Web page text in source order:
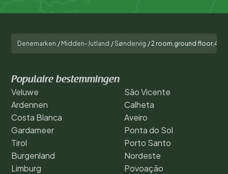
Denemarken / Midden-Jutland /Søndervig /2 room,ground
Populaire bestemmingen
Veluwe
Ardennen
Costa Blanca
Gardameer
Tirol
Burgenland
Limburg
São Vicente
Calheta
Aveiro
Ponta do Sol
Porto Santo
Nordeste
Povoação